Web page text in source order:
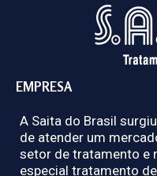
EMPRESA
A Saita do Brasil
de atender um
setor de tratamento e
especial tratamento